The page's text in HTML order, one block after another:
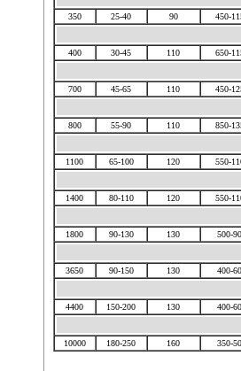
350 25-40 90 450-
400 30-45 110 650-
700 45-65 110 450-
800 55-90 110 850-
1100 65-100 120 550-
1400 80-110 120 550-
1800 90-130 130 500-
3650 90-150 130 400-
4400 150-200 130 400-
10000 180-250 160 350-